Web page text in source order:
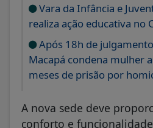
Vara da Infância e
realiza ação educativa no
Após 18h de
Macapá condena mulher
meses de prisão por
A nova sede deve
conforto e